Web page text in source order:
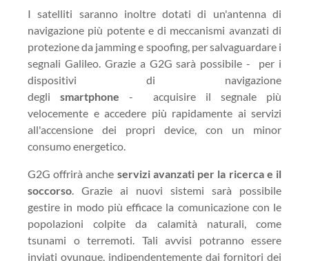
I satelliti saranno inoltre dotati di un'antenna di
navigazione più potente e di meccanismi avanzati di
protezione da jamming e spoofing, per salvaguardare i
segnali Galileo. Grazie a G2G sarà possibile - per i
dispositivi di navigazione
deglismartphone - acquisire il segnale più
velocemente e accedere più rapidamente ai servizi
all'accensione dei propri device, con un minor
consumo energetico.
G2G offrirà anche servizi avanzati per la ricerca e il
soccorso. Grazie ai nuovi sistemi sarà possibile
gestire in modo più efficace la comunicazione con le
popolazioni colpite da calamità naturali, come
tsunami o terremoti. Tali avvisi potranno essere
inviati ovunque, indipendentemente dai fornitori dei